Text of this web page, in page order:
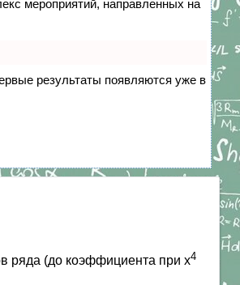
мероприятий, направленных на
результаты появляются уже в
ряда (до коэффициента при x4